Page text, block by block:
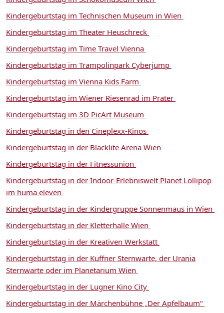
Kindergeburtstag im Technischen Museum in Wien
Kindergeburtstag im Theater Heuschreck
Kindergeburtstag im Time Travel Vienna
Kindergeburtstag im Trampolinpark Cyberjump
Kindergeburtstag im Vienna Kids Farm
Kindergeburtstag im Wiener Riesenrad im Prater
Kindergeburtstag im 3D PicArt Museum
Kindergeburtstag in den Cineplexx-Kinos
Kindergeburtstag in der Blacklite Arena Wien
Kindergeburtstag in der Fitnessunion
Kindergeburtstag in der Indoor-Erlebniswelt Planet Lollipop
im huma eleven
Kindergeburtstag in der Kindergruppe Sonnenmaus in Wien
Kindergeburtstag in der Kletterhalle Wien
Kindergeburtstag in der Kreativen Werkstatt
Kindergeburtstag in der Kuffner Sternwarte, der Urania
Sternwarte oder im Planetarium Wien
Kindergeburtstag in der Lugner Kino City
Kindergeburtstag in der Märchenbühne „Der Apfelbaum“